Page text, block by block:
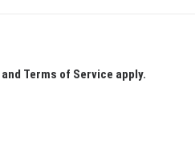
and Terms of Service apply.